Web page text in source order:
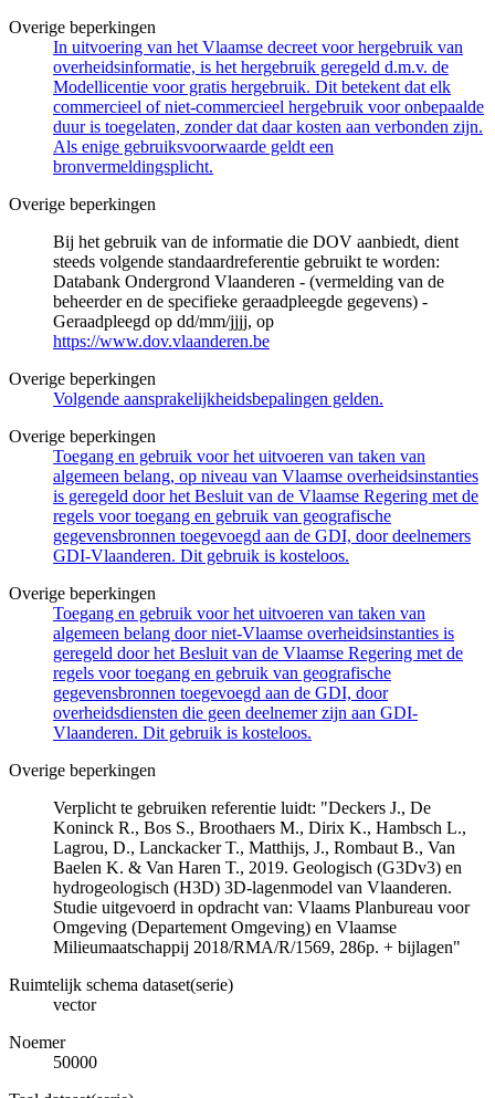
Overige beperkingen
In uitvoering van het Vlaamse decreet voor hergebruik van
overheidsinformatie, is het hergebruik geregeld d.m.v. de
Modellicentie voor gratis hergebruik. Dit betekent dat elk
commercieel of niet-commercieel hergebruik voor onbepaalde
duur is toegelaten, zonder dat daar kosten aan verbonden zijn.
Als enige gebruiksvoorwaarde geldt een
bronvermeldingsplicht.
Overige beperkingen
Bij het gebruik van de informatie die DOV aanbiedt, dient
steeds volgende standaardreferentie gebruikt te worden:
Databank Ondergrond Vlaanderen - (vermelding van de
beheerder en de specifieke geraadpleegde gegevens) -
Geraadpleegd op dd/mm/jjjj, op
https://www.dov.vlaanderen.be
Overige beperkingen
Volgende aansprakelijkheidsbepalingen gelden.
Overige beperkingen
Toegang en gebruik voor het uitvoeren van taken van
algemeen belang, op niveau van Vlaamse overheidsinstanties
is geregeld door het Besluit van de Vlaamse Regering met de
regels voor toegang en gebruik van geografische
gegevensbronnen toegevoegd aan de GDI, door deelnemers
GDI-Vlaanderen. Dit gebruik is kosteloos.
Overige beperkingen
Toegang en gebruik voor het uitvoeren van taken van
algemeen belang door niet-Vlaamse overheidsinstanties is
geregeld door het Besluit van de Vlaamse Regering met de
regels voor toegang en gebruik van geografische
gegevensbronnen toegevoegd aan de GDI, door
overheidsdiensten die geen deelnemer zijn aan GDI-
Vlaanderen. Dit gebruik is kosteloos.
Overige beperkingen
Verplicht te gebruiken referentie luidt: "Deckers J., De
Koninck R., Bos S., Broothaers M., Dirix K., Hambsch L.,
Lagrou, D., Lanckacker T., Matthijs, J., Rombaut B., Van
Baelen K. & Van Haren T., 2019. Geologisch (G3Dv3) en
hydrogeologisch (H3D) 3D-lagenmodel van Vlaanderen.
Studie uitgevoerd in opdracht van: Vlaams Planbureau voor
Omgeving (Departement Omgeving) en Vlaamse
Milieumaatschappij 2018/RMA/R/1569, 286p. + bijlagen"
Ruimtelijk schema dataset(serie)
vector
Noemer
50000